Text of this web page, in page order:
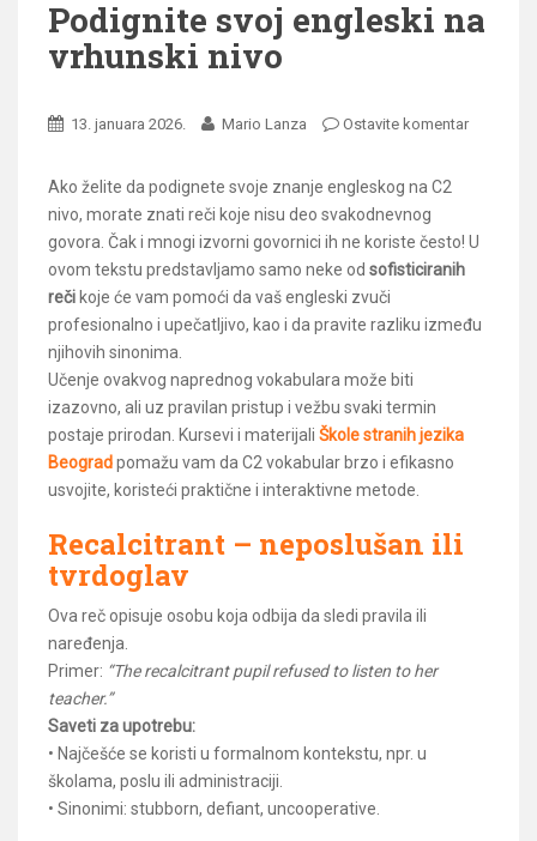
Podignite svoj engleski na
vrhunski nivo
13. januara 2026. Mario Lanza Ostavite komentar
Ako želite da podignete svoje znanje engleskog na C2
nivo, morate znati reči koje nisu deo svakodnevnog
govora. Čak i mnogi izvorni govornici ih ne koriste često! U
ovom tekstu predstavljamo samo neke od sofisticiranih
rečikoje će vam pomoći da vaš engleski zvuči
profesionalno i upečatljivo, kao i da pravite razliku između
njihovih sinonima.
Učenje ovakvog naprednog vokabulara može biti
izazovno, ali uz pravilan pristup i vežbu svaki termin
postaje prirodan. Kursevi i materijali Škole stranih jezika
Beogradpomažu vam da C2 vokabular brzo i efikasno
usvojite, koristeći praktične i interaktivne metode.
Recalcitrant – neposlušan ili
tvrdoglav
Ova reč opisuje osobu koja odbija da sledi pravila ili
naređenja.
Primer: “The recalcitrant pupil refused to listen to her
teacher.”
Saveti za upotrebu:
• Najčešće se koristi u formalnom kontekstu, npr. u
školama, poslu ili administraciji.
• Sinonimi: stubborn, defiant, uncooperative.